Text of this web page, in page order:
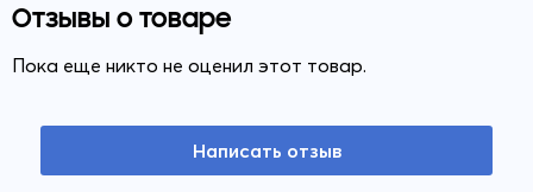
Отзывы о товаре
Пока еще никто не оценил этот товар.
Написать отзыв